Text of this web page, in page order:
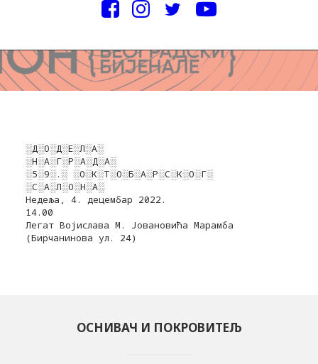
░Д░О░Д░Е░Л░А░
░Н░А░Г░Р░А░Д░А░
░5░9░.░ ░О░К░Т░О░Б░А░Р░С░К░О░Г░
░С░А░Л░О░Н░А░
Недеља, 4. децембар 2022.
14.00
Легат Војислава М. Јовановића Марамба
(Бирчанинова ул. 24)
ОСНИВАЧ И ПОКРОВИТЕЉ